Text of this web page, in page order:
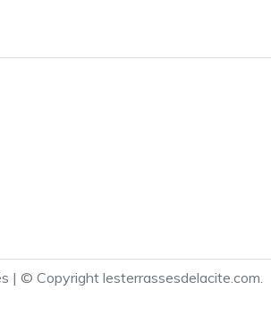
| © Copyright lesterrassesdelacite.com.